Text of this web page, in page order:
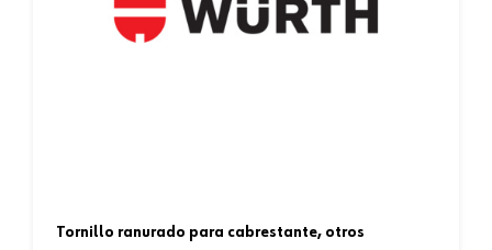
tornillo ranurado para cabrestante, otros